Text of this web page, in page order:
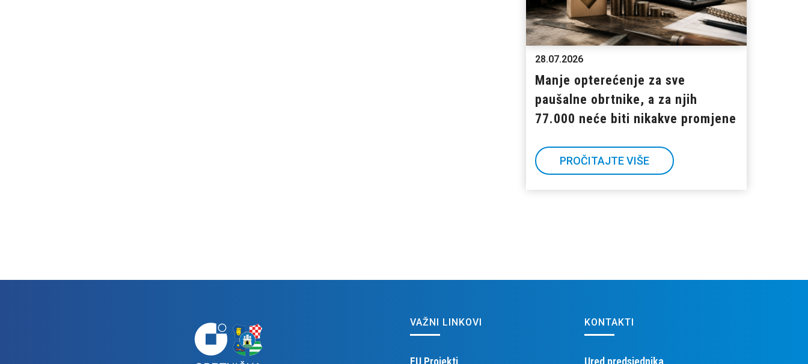
28.07.2026
Manje opterećenje za sve
paušalne obrtnike, a za njih
77.000 neće biti nikakve promjene
PROČITAJTE VIŠE
VAŽNI LINKOVI
EU Projekti
KONTAKTI
Ured predsjednika